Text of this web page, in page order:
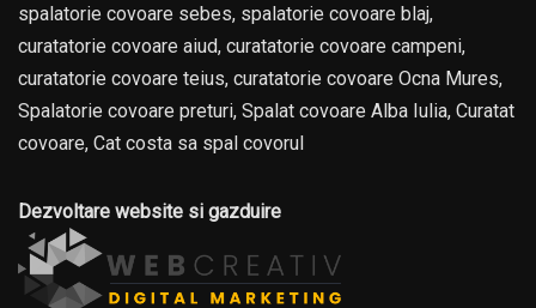
spalatorie covoare sebes, spalatorie covoare blaj,
curatatorie covoare aiud, curatatorie covoare campeni,
curatatorie covoare teius, curatatorie covoare Ocna Mures,
Spalatorie covoare preturi, Spalat covoare Alba Iulia, Curatat
covoare, Cat costa sa spal covorul
Dezvoltare website si gazduire